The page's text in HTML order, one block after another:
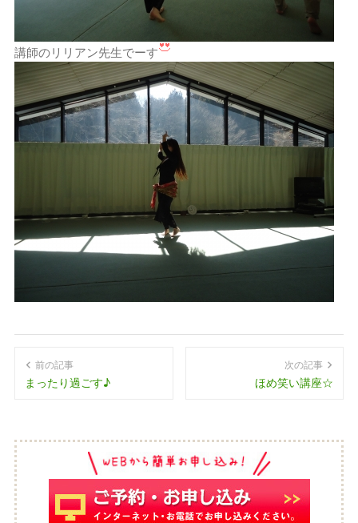
講師のリリアン先生でーす
前の記事
まったり過ごす♪
次の記事
ほめ笑い講座☆